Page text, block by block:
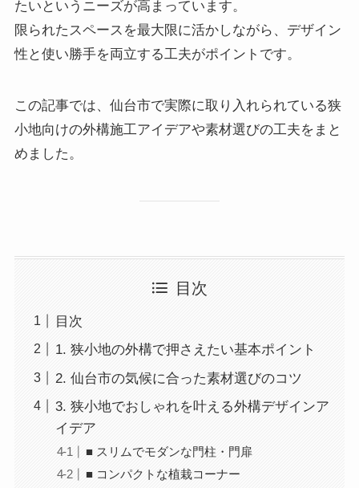
たいというニーズが高まっています。
限られたスペースを最大限に活かしながら、デザイン
性と使い勝手を両立する工夫がポイントです。
この記事では、仙台市で実際に取り入れられている狭
小地向けの外構施工アイデアや素材選びの工夫をまと
めました。
目次
目次
1. 狭小地の外構で押さえたい基本ポイント
2. 仙台市の気候に合った素材選びのコツ
3. 狭小地でおしゃれを叶える外構デザインア
イデア
■ スリムでモダンな門柱・門扉
■ コンパクトな植栽コーナー